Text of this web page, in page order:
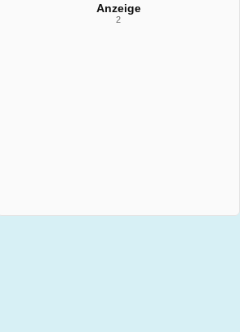
Anzeige
2